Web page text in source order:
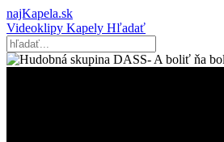
najKapela.sk
Videoklipy Kapely Hľadať